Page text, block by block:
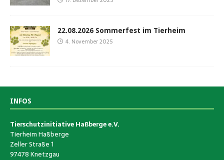
22.08.2026 Sommerfest im Tierheim
4. November 2025
INFOS
Tierschutzinitiative Haßberge e.V.
Tierheim Haßberge
Zeller Straße 1
97478 Knetzgau